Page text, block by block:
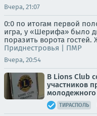
Вчера, 21:07
0:0 по итогам первой
игра, у «Шерифа» было
поразить ворота
Приднестровья | ПМР
Вчера, 20:54
В Lions Club
участников
ТИРАСПОЛЬ